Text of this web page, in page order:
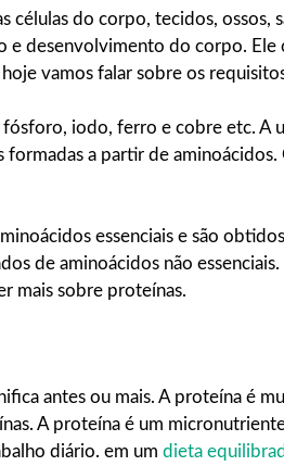
células do corpo, tecidos, ossos,
e desenvolvimento do corpo.
vamos falar sobre os
iodo, ferro e cobre etc. A
a partir de aminoácidos.
essenciais e são
de aminoácidos não
mais sobre proteínas.
antes ou mais. A proteína é
A proteína é um
diário. em um dieta